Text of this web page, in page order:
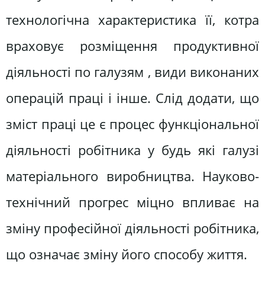
технологічна характеристика її, котра
враховує розміщення продуктивної
діяльності по галузям , види виконаних
операцій праці і інше. Слід додати, що
зміст праці це є процес функціональної
діяльності робітника у будь які галузі
матеріального виробництва. Науково-
технічний прогрес міцно впливає на
зміну професійної діяльності робітника,
що означає зміну його способу життя.